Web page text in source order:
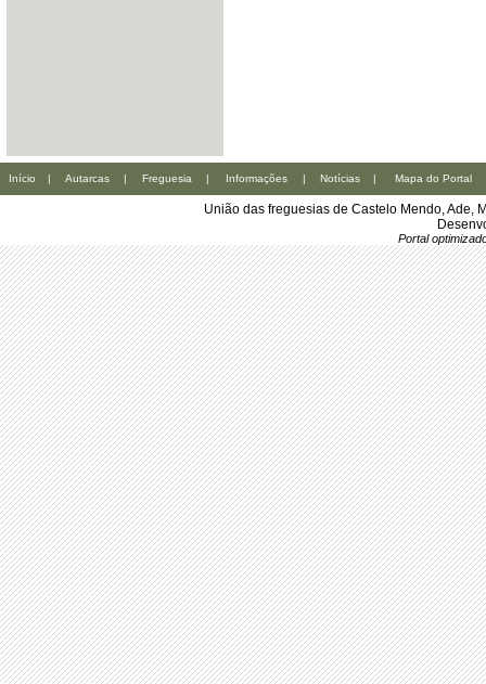
Início | Autarcas | Freguesia | Informações | Notícias | Mapa do Portal
União das freguesias de Castelo Mendo, Ade,
Portal